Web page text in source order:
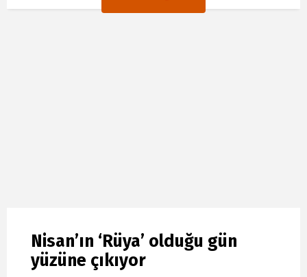
Nisan’ın ‘Rüya’ olduğu gün
yüzüne çıkıyor